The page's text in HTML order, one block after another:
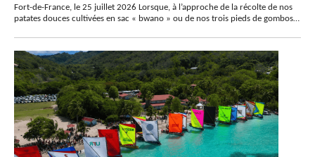
Fort-de-France, le 25 juillet 2026 Lorsque, à l’approche de la récolte de nos
patates douces cultivées en sac « bwano » ou de nos trois pieds de gombos…